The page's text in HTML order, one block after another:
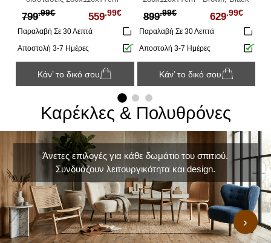
Black, Gold - Δεν
περιλαμβάνονται οι καρέκλες
799.99€ 559.99€
Παραλαβή Σε 30 Λεπτά
Αποστολή 3-7 Ημέρες
Κάν’ το δικό σου
899.99€ 629.99€
Παραλαβή Σε 30 Λεπτά
Αποστολή 3-7 Ημέρες
Κάν’ το δικό σου
Καρέκλες & Πολυθρόνες
›
Άνετες επιλογές για κάθε δωμάτιο του σπιτιού.
Συνδυάζουν λειτουργικότητα και design.